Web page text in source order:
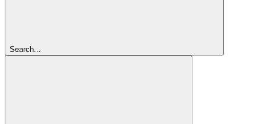
Search...